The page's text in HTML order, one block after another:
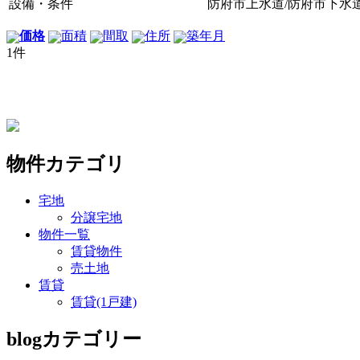
設備・条件
防府市上水道/防府市下水
価格 面積 間取 住所
築年月
1件
物件カテゴリ
宅地
分譲宅地
物件一覧
賃貸物件
売土地
賃貸
賃貸(1戸建)
blogカテゴリー